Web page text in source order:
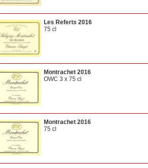
Les Referts 2016
75 cl
Montrachet 2016
OWC 3 x 75 cl
Montrachet 2016
75 cl